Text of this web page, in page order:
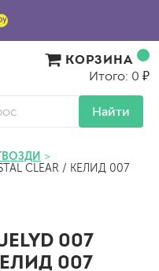
Найти
КОРЗИНА
Итого: 0 ₽
CLEAR / КЕЛИД 007
007
007